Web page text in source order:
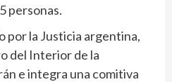
personas.
por la Justicia argentina,
del Interior de la
e integra una comitiva